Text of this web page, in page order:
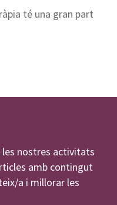
té una gran part
nostres activitats
amb contingut
a i millorar les